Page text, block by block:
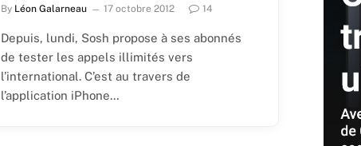
By Léon Galarneau 17 octobre 2012 14
Depuis, lundi, Sosh propose à ses abonnés
de tester les appels illimités vers
l’international. C’est au travers de
l’application iPhone…